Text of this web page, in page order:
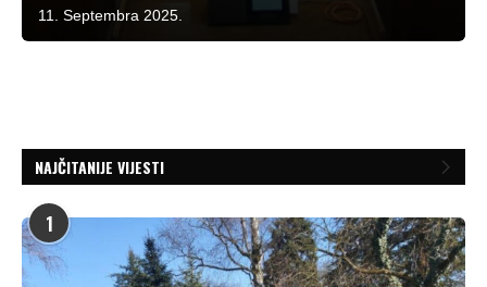
11. Septembra 2025.
NAJČITANIJE VIJESTI
1